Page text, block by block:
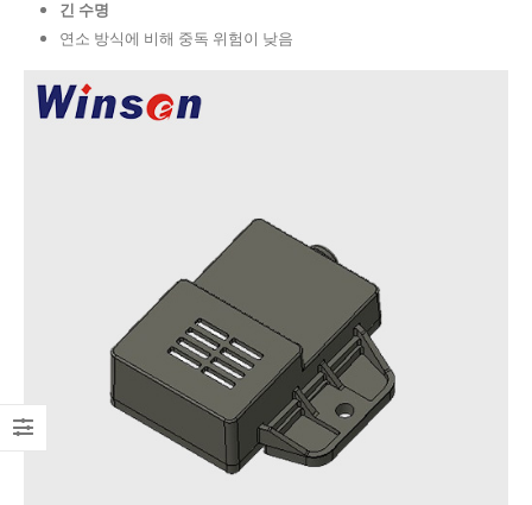
긴 수명
연소 방식에 비해 중독 위험이 낮음